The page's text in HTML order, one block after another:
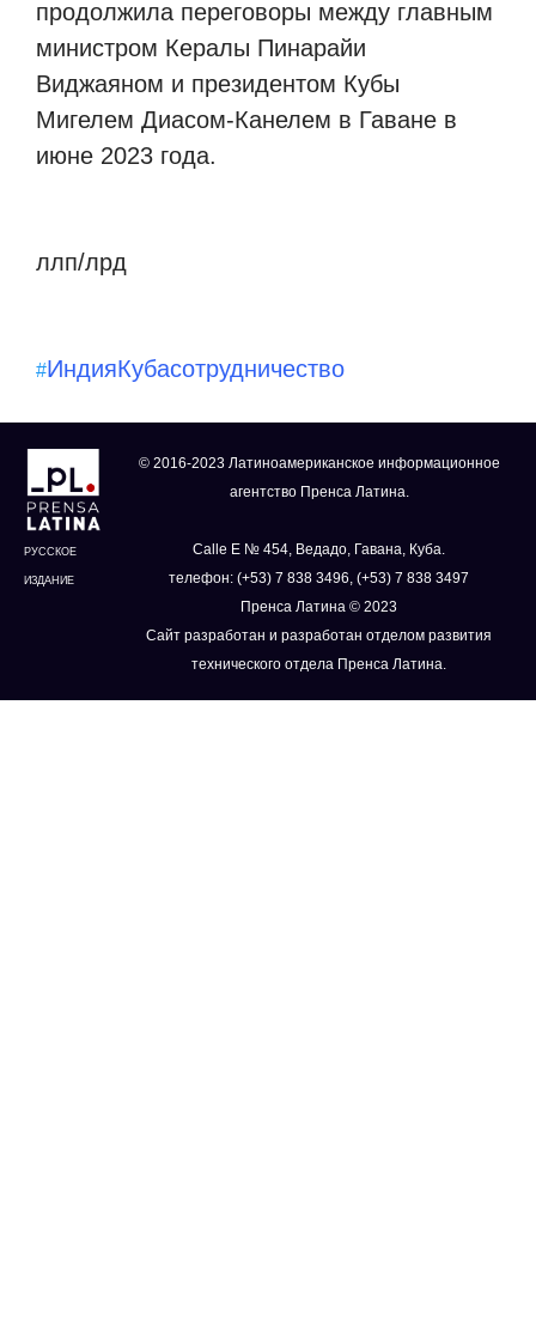
продолжила переговоры между главным
министром Кералы Пинарайи
Виджаяном и президентом Кубы
Мигелем Диасом-Канелем в Гаване в
июне 2023 года.
ллп/лрд
#ИндияКубасотрудничество
РУССКОЕ
ИЗДАНИЕ
© 2016-2023 Латиноамериканское информационное
агентство Пренса Латина.
Calle E № 454, Ведадо, Гавана, Куба.
телефон: (+53) 7 838 3496, (+53) 7 838 3497
Пренса Латина © 2023
Сайт разработан и разработан отделом развития
технического отдела Пренса Латина.